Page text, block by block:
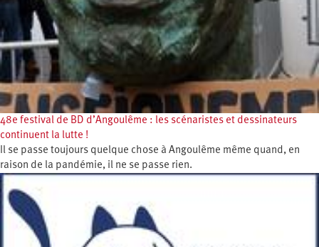
48e festival de BD d’Angoulême : les scénaristes et dessinateurs
continuent la lutte !
Il se passe toujours quelque chose à Angoulême même quand, en
raison de la pandémie, il ne se passe rien.